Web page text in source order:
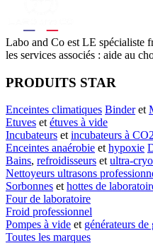
Labo and Co est LE spécialiste
les services associés : aide au
PRODUITS STAR
Enceintes climatiques Binderet
Etuves et étuves à vide
Incubateurs et incubateurs à CO2
Enceintes anaérobie et hypoxie
Bains, refroidisseurs et ultra-
Nettoyeurs ultrasons
Sorbonnes et hottes de
Four de laboratoire
Froid professionnel
Pompes à vide et générateurs de
Toutes les marques